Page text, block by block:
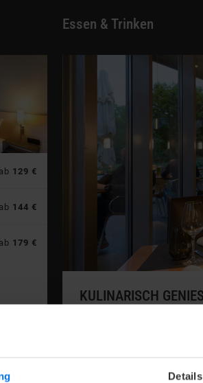
Details
Preis:
ab 129 €
Preis:
ab 144 €
Preis:
ab 179 €
Essen & Trinken
KULINARISCH
Das Restaurant
Stefan Thiemann
Terrasse besticht mit
warmen Monaten zum